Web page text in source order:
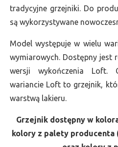
tradycyjne grzejniki. Do
są wykorzystywane
Model występuje w wielu
wymiarowych. Dostępny jest
wersji wykończenia Loft.
wariancie Loft to grzejnik,
warstwą lakieru.
Grzejnik dostępny w
kolory z palety producenta